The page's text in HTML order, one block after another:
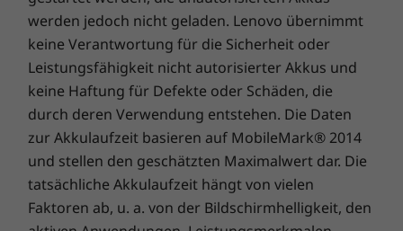
Sie immer auf Ihre Daten zugreifen, auch wenn
Sie das Notebook nicht zu Hand haben,
während Ihre E-Mails, Karten, Dokumente und
Bilder sicher lokal oder in der Cloud
gespeichert sind.
werden jedoch nicht geladen. Lenovo übernimmt
keine Verantwortung für die Sicherheit oder
Leistungsfähigkeit nicht autorisierter Akkus und
keine Haftung für Defekte oder Schäden, die
durch deren Verwendung entstehen. Die Daten
zur Akkulaufzeit basieren auf MobileMark® 2014
und stellen den geschätzten Maximalwert dar. Die
tatsächliche Akkulaufzeit hängt von vielen
Faktoren ab, u. a. von der Bildschirmhelligkeit, den
aktiven Anwendungen, Leistungsmerkmalen,